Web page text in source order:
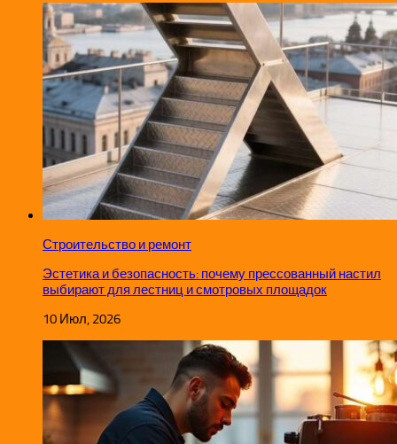
Строительство и ремонт
Эстетика и безопасность: почему прессованный настил
выбирают для лестниц и смотровых площадок
10 Июл, 2026